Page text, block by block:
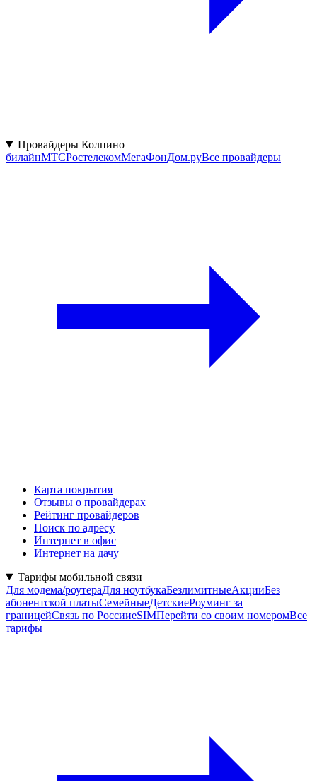
Провайдеры Колпино
билайнМТСРостелекомМегаФонДом.руВсе провайдеры
Карта покрытия
Отзывы о провайдерах
Рейтинг провайдеров
Поиск по адресу
Интернет в офис
Интернет на дачу
Тарифы мобильной связи
Для модема/роутераДля ноутбукаБезлимитныеАкцииБез
абонентской платыСемейныеДетскиеРоуминг за
границейСвязь по РоссииeSIMПерейти со своим номеромВсе
тарифы